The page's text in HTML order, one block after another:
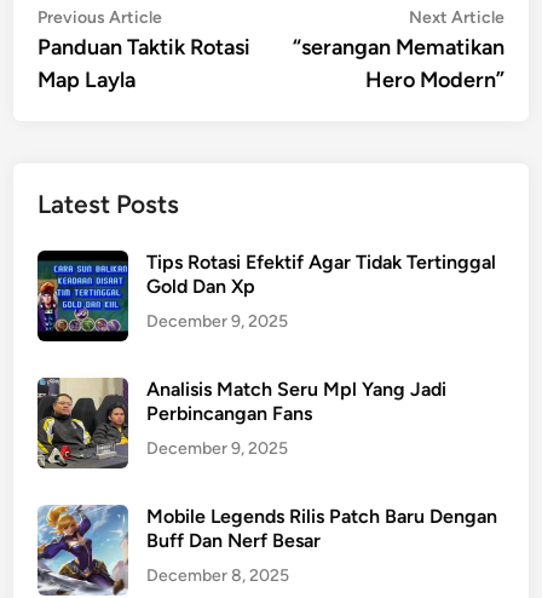
Post
navigation
Previous ArticlePrevious
article:
Panduan Taktik Rotasi
Map Layla
Next Article
“serangan Mematikan
Hero Modern”
Latest Posts
Tips Rotasi Efektif Agar Tidak Tertinggal
Gold Dan Xp
December 9, 2025
Analisis Match Seru Mpl Yang Jadi
Perbincangan Fans
December 9, 2025
Mobile Legends Rilis Patch Baru Dengan
Buff Dan Nerf Besar
December 8, 2025